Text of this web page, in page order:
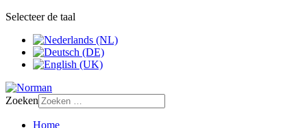
Selecteer de taal
Zoeken
Home